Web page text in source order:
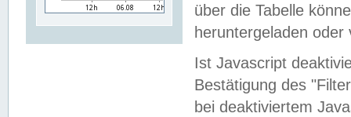
über die Tabelle
heruntergeladen oder
Ist Javascript
Bestätigung des
bei deaktiviertem